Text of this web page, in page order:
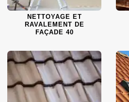
NETTOYAGE ET
RAVALEMENT DE
FAÇADE 40